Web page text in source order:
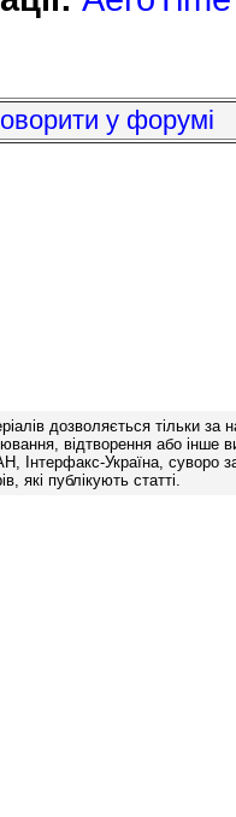
у форумі
дозволяється тільки за
відтворення або інше
Інтерфакс-Україна, суворо
які публікують статті.